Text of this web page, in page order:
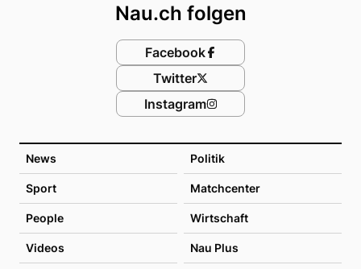
News Politik
Sport Matchcenter
People Wirtschaft
Videos Nau Plus
Nau.ch folgen
Facebook
Twitter
Instagram